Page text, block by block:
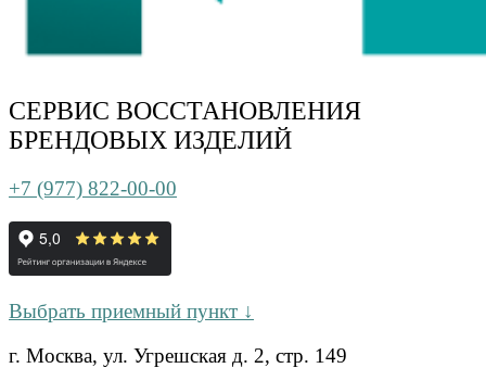
СЕРВИС ВОССТАНОВЛЕНИЯ
БРЕНДОВЫХ ИЗДЕЛИЙ
+7 (977) 822-00-00
Выбрать приемный пункт ↓
г. Москва, ул. Угрешская д. 2, стр. 149